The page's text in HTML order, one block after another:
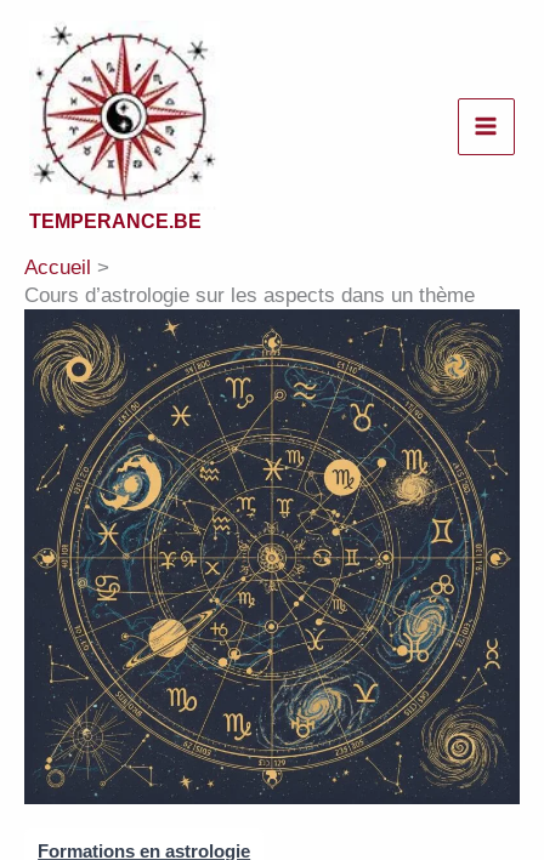
contenu
TEMPERANCE.BE
Accueil
Cours d’astrologie sur les aspects dans un thème
Formations en astrologie